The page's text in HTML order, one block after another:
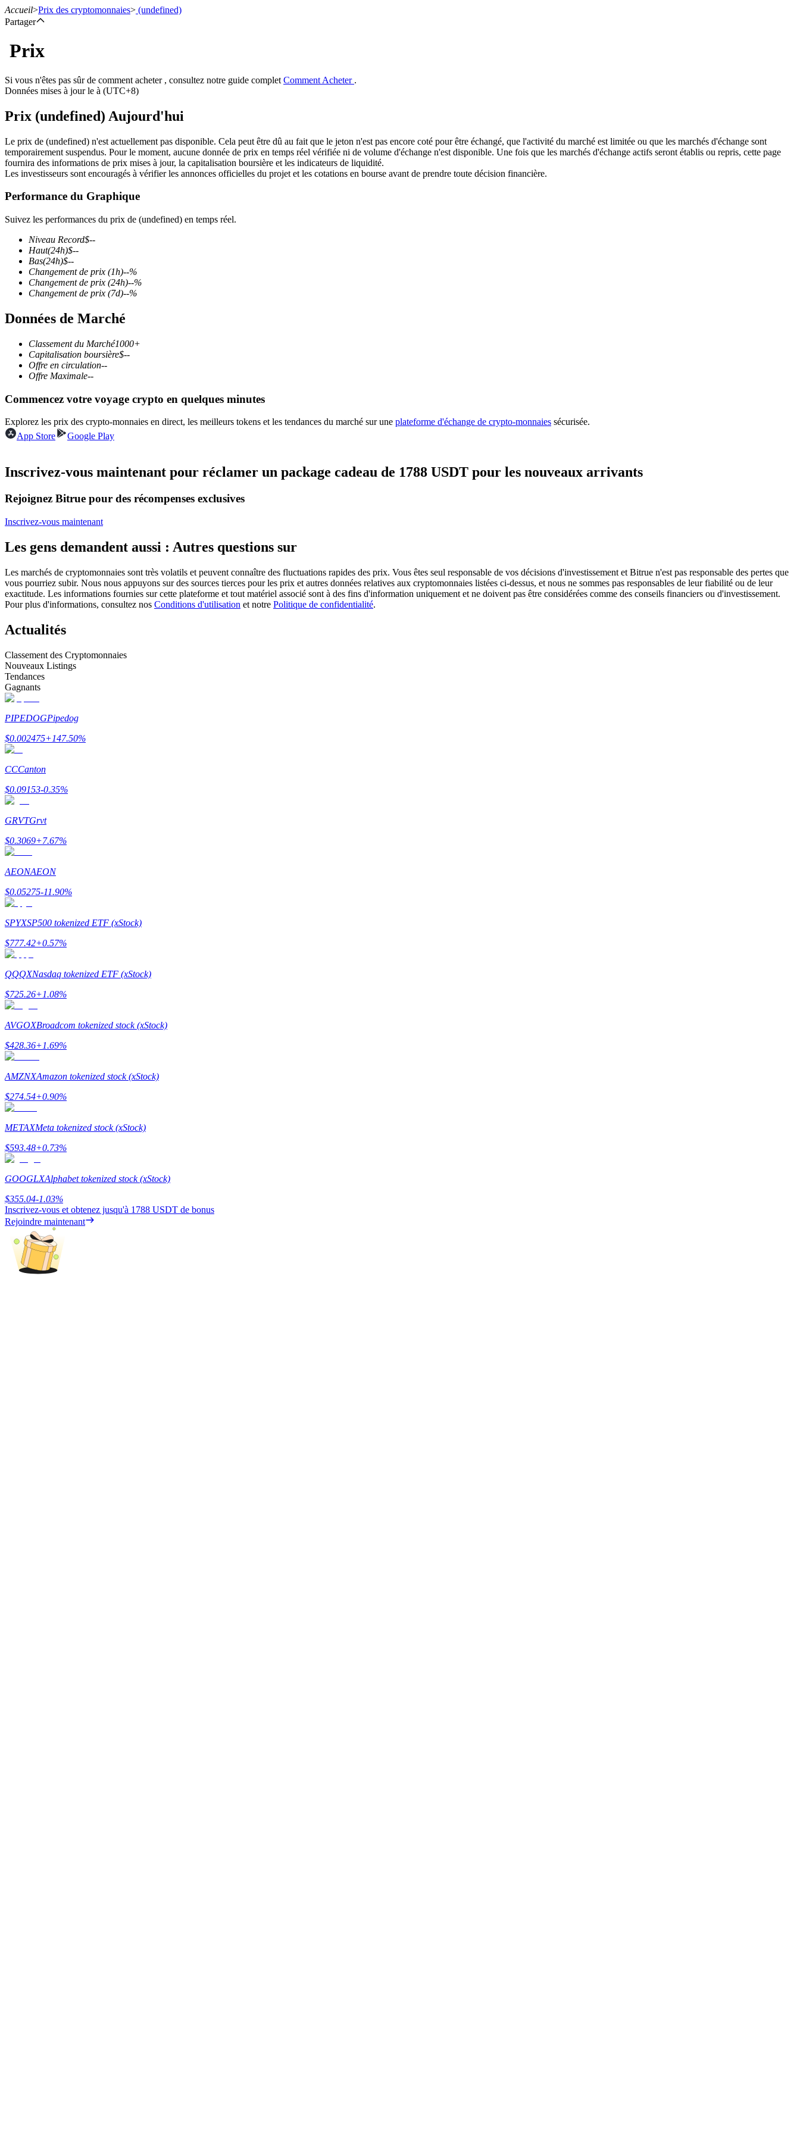
Contrats à terme
Futures USDT
Futures utilisant l'USDT comme garantie
Futures COIN-M
Contrats à terme sur crypto-monnaie
TradFi
Produits dérivés sur actions, forex, métaux précieux et matières premières
Futures USDC
Futures utilisant l'USDC comme garantie
Copie de Trading
Rejoignez les meilleurs traders
Information
Analyse de mégadonnées, y compris des informations commerciales, etc.
Guide
Guide de démarrage des contrats à terme
Stratégies de trading
Apprenez à rester rentable
Accueil>Prix des cryptomonnaies> (undefined)
Partager
Prix
Si vous n'êtes pas sûr de comment acheter , consultez notre guide complet Comment Acheter .
Données mises à jour le à (UTC+8)
Prix (undefined) Aujourd'hui
Le prix de (undefined) n'est actuellement pas disponible. Cela peut être dû au fait que le jeton n'est pas encore coté pour être échangé, que l'activité du marché est limitée ou que les marchés d'échange sont
temporairement suspendus. Pour le moment, aucune donnée de prix en temps réel vérifiée ni de volume d'échange n'est disponible. Une fois que les marchés d'échange actifs seront établis ou repris, cette page
fournira des informations de prix mises à jour, la capitalisation boursière et les indicateurs de liquidité.
Les investisseurs sont encouragés à vérifier les annonces officielles du projet et les cotations en bourse avant de prendre toute décision financière.
Performance du Graphique
Suivez les performances du prix de (undefined) en temps réel.
Niveau Record$--
Haut(24h)$--
Bas(24h)$--
Changement de prix (1h)--%
Changement de prix (24h)--%
Changement de prix (7d)--%
Données de Marché
Classement du Marché1000+
Capitalisation boursière$--
Offre en circulation--
Offre Maximale--
Commencez votre voyage crypto en quelques minutes
Explorez les prix des crypto-monnaies en direct, les meilleurs tokens et les tendances du marché sur une plateforme d'échange de crypto-monnaies sécurisée.
App Store
Google Play
Inscrivez-vous maintenant pour réclamer un package cadeau de 1788 USDT pour les nouveaux arrivants
Rejoignez Bitrue pour des récompenses exclusives
Inscrivez-vous maintenant
Les gens demandent aussi : Autres questions sur
Les marchés de cryptomonnaies sont très volatils et peuvent connaître des fluctuations rapides des prix. Vous êtes seul responsable de vos décisions d'investissement et Bitrue n'est pas responsable des pertes que
vous pourriez subir. Nous nous appuyons sur des sources tierces pour les prix et autres données relatives aux cryptomonnaies listées ci-dessus, et nous ne sommes pas responsables de leur fiabilité ou de leur
exactitude. Les informations fournies sur cette plateforme et tout matériel associé sont à des fins d'information uniquement et ne doivent pas être considérées comme des conseils financiers ou d'investissement.
Pour plus d'informations, consultez nos Conditions d'utilisation et notre Politique de confidentialité.
Actualités
Classement des Cryptomonnaies
Nouveaux Listings
Tendances
Gagnants
PIPEDOGPipedog
$0.002475+147.50%
CCCanton
$0.09153-0.35%
GRVTGrvt
$0.3069+7.67%
AEONAEON
$0.05275-11.90%
SPYXSP500 tokenized ETF (xStock)
$777.42+0.57%
QQQXNasdaq tokenized ETF (xStock)
$725.26+1.08%
AVGOXBroadcom tokenized stock (xStock)
$428.36+1.69%
AMZNXAmazon tokenized stock (xStock)
$274.54+0.90%
METAXMeta tokenized stock (xStock)
$593.48+0.73%
GOOGLXAlphabet tokenized stock (xStock)
$355.04-1.03%
Inscrivez-vous et obtenez jusqu'à 1788 USDT de bonus
Rejoindre maintenant